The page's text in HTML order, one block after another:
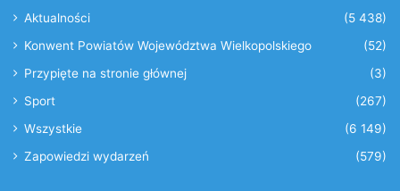
Aktualności
(5 438)
Konwent Powiatów Województwa Wielkopolskiego
(52)
Przypięte na stronie głównej
(3)
Sport
(267)
Wszystkie
(6 149)
Zapowiedzi wydarzeń
(579)